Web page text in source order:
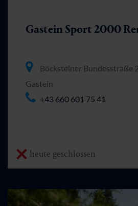
Gastein Sport 2000
Böcksteiner Bundesstraße
Gastein
+43 660 601 75 41
heute geschlossen